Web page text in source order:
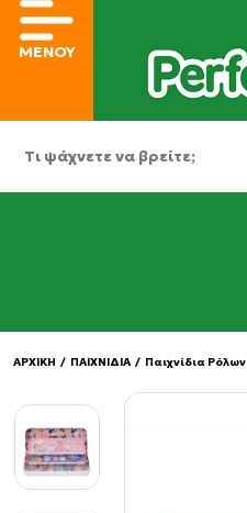
ΜΕΝΟΥ
ΑΡΧΙΚΗ / ΠΑΙΧΝΙΔΙΑ / Παιχνίδια Ρόλων